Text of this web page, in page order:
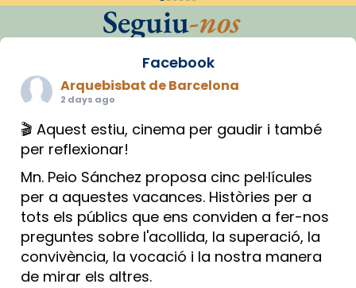
Seguiu-nos
Facebook
Arquebisbat de Barcelona
2 days ago
🎬 Aquest estiu, cinema per gaudir i també
per reflexionar!
Mn. Peio Sánchez proposa cinc pel·lícules
per a aquestes vacances. Històries per a
tots els públics que ens conviden a fer-nos
preguntes sobre l'acollida, la superació, la
convivència, la vocació i la nostra manera
de mirar els altres.